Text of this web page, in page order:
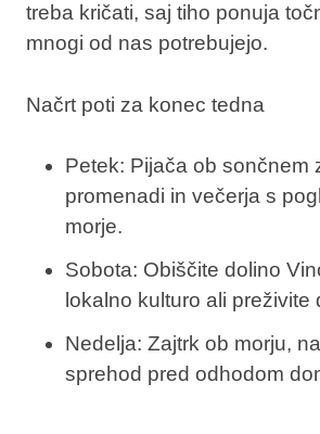
treba kričati, saj tiho ponuja
mnogi od nas potrebujejo.
Načrt poti za konec tedna
Petek: Pijača ob sončnem
promenadi in večerja s
morje.
Sobota: Obiščite dolino
lokalno kulturo ali preživite
Nedelja: Zajtrk ob morju,
sprehod pred odhodom